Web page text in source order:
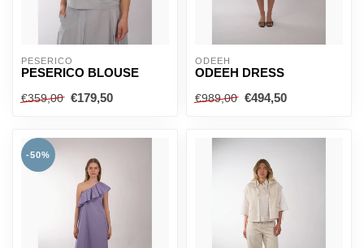
PESERICO
PESERICO BLOUSE
€359,00 €179,50
ODEEH
ODEEH DRESS
€989,00 €494,50
-50%